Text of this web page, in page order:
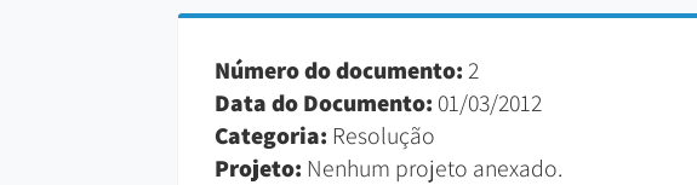
Número do documento:2
Data do Documento: 01/03/2012
Categoria: Resolução
Projeto: Nenhum projeto anexado.